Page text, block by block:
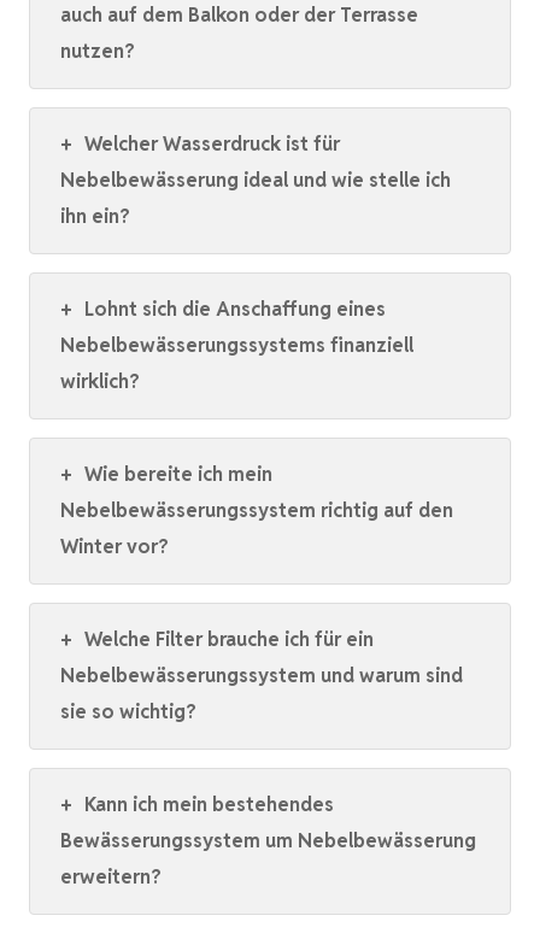
auch auf dem Balkon oder der Terrasse
nutzen?
+ Welcher Wasserdruck ist für
Nebelbewässerung ideal und wie stelle ich
ihn ein?
+ Lohnt sich die Anschaffung eines
Nebelbewässerungssystems finanziell
wirklich?
+ Wie bereite ich mein
Nebelbewässerungssystem richtig auf den
Winter vor?
+ Welche Filter brauche ich für ein
Nebelbewässerungssystem und warum sind
sie so wichtig?
+ Kann ich mein bestehendes
Bewässerungssystem um Nebelbewässerung
erweitern?